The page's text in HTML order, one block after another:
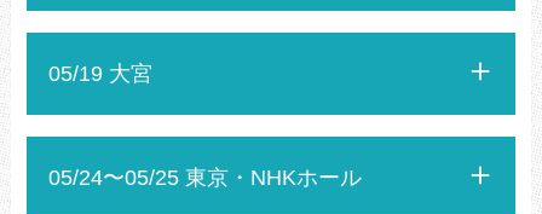
05/19 大宮
05/24〜05/25 東京・NHKホール